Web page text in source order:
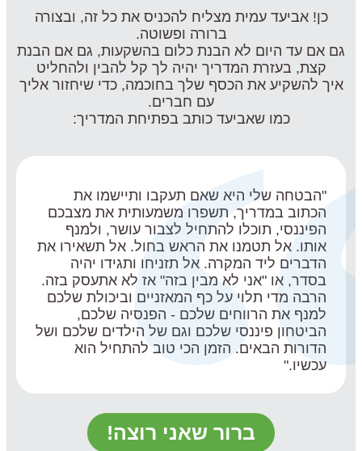
כן! אביעד עמית מצליח להכניס את כל זה, ובצורה
ברורה ופשוטה.
גם אם עד היום לא הבנת כלום בהשקעות, גם אם הבנת
קצת, בעזרת המדריך יהיה לך קל להבין ולהחליט
איך להשקיע את הכסף שלך בחוכמה, כדי שיחזור אליך
עם חברים.
כמו שאביעד כותב בפתיחת המדריך:
"הבטחה שלי היא שאם תעקבו ותיישמו את
הכתוב במדריך, תשפרו משמעותית את מצבכם
הפיננסי, תוכלו להתחיל לצבור עושר, ולמנף
אותו. אל תטמנו את הראש בחול. אל תשאירו את
הדברים ליד המקרה. אל תזניחו ותגידו יהיה
בסדר, או "אני לא מבין בזה" אז לא אתעסק בזה.
הרבה מדי תלוי על כף המאזניים וביכולת שלכם
למנף את הרווחים שלכם - הפנסיה שלכם,
הביטחון פיננסי שלכם וגם של הילדים שלכם ושל
הדורות הבאים. הזמן הכי טוב להתחיל הוא
עכשיו."
ברור שאני רוצה!